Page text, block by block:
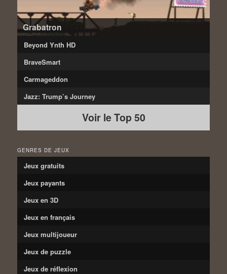
Grabatron
Beyond Ynth HD
BraveSmart
Carmageddon
Jazz: Trump’s Journey
Voir le Top 50
GENRES DE JEUX
Jeux gratuits
Jeux payants
Jeux en 3D
Jeux en français
Jeux multijoueur
Jeux de puzzle
Jeux de réflexion